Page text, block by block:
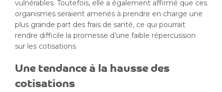
vulnérables. Toutefois, elle a également affirmé que ces
organismes seraient amenés à prendre en charge une
plus grande part des frais de santé, ce qui pourrait
rendre difficile la promesse d’une faible répercussion
sur les cotisations.
Une tendance à la hausse des
cotisations